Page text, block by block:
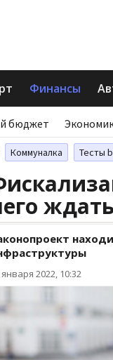
Финансы
бюджет
Коммуналка Тесты
ждать
января 2022, 10:32